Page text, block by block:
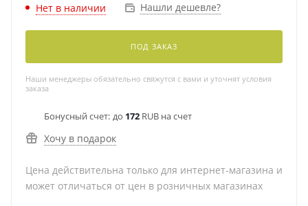
Нет в наличии Нашли дешевле?
ПОД ЗАКАЗ
Наши менеджеры обязательно свяжутся с вами и уточнят условия
заказа
Бонусный счет: до 172 RUB на счет
Хочу в подарок
Цена действительна только для интернет-магазина и
может отличаться от цен в розничных магазинах